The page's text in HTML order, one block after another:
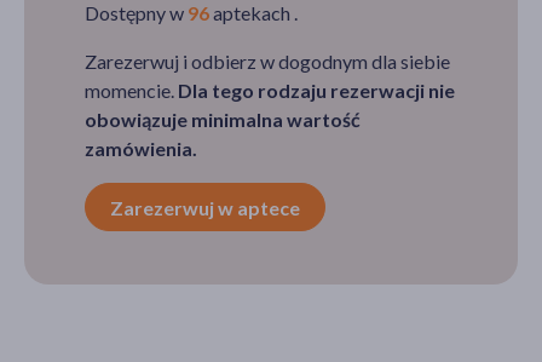
Dostępny w 96aptekach .
Zarezerwuj i odbierz w dogodnym dla siebie
momencie. Dla tego rodzaju rezerwacji nie
obowiązuje minimalna wartość
zamówienia.
Zarezerwuj w aptece